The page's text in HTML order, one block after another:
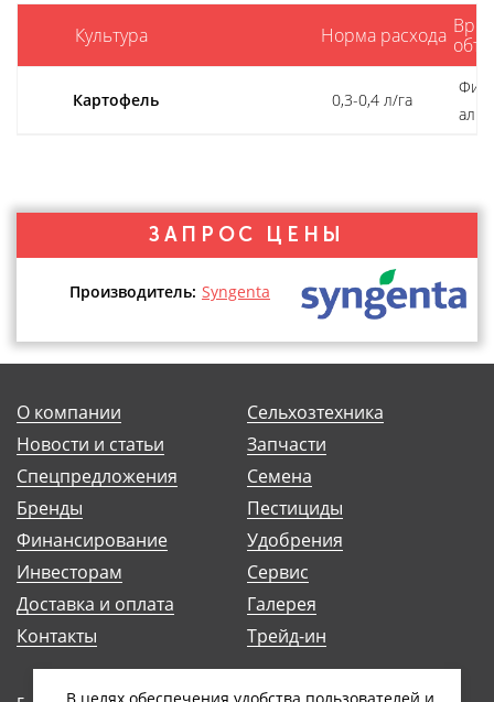
Культура Норма расхода
Картофель 0,3-0,4 л/га
ЗАПРОС ЦЕНЫ
Производитель: Syngenta
О компании
Новости и статьи
Спецпредложения
Бренды
Финансирование
Инвесторам
Доставка и оплата
Контакты
Сельхозтехника
Запчасти
Семена
Пестициды
Удобрения
Сервис
Галерея
Трейд-ин